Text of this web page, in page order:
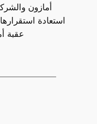
أمازون
استعادة
عقبة